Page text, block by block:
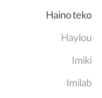
Haino teko
Haylou
Imiki
Imilab